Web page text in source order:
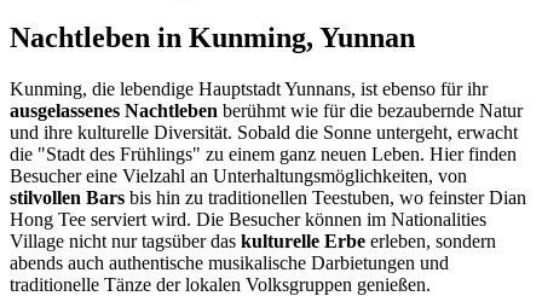
Nachtleben in Kunming, Yunnan
Kunming, die lebendige Hauptstadt Yunnans, ist ebenso für ihr
ausgelassenes Nachtleben berühmt wie für die bezaubernde Natur
und ihre kulturelle Diversität. Sobald die Sonne untergeht, erwacht
die "Stadt des Frühlings" zu einem ganz neuen Leben. Hier finden
Besucher eine Vielzahl an Unterhaltungsmöglichkeiten, von
stilvollen Bars bis hin zu traditionellen Teestuben, wo feinster Dian
Hong Tee serviert wird. Die Besucher können im Nationalities
Village nicht nur tagsüber das kulturelle Erbe erleben, sondern
abends auch authentische musikalische Darbietungen und
traditionelle Tänze der lokalen Volksgruppen genießen.